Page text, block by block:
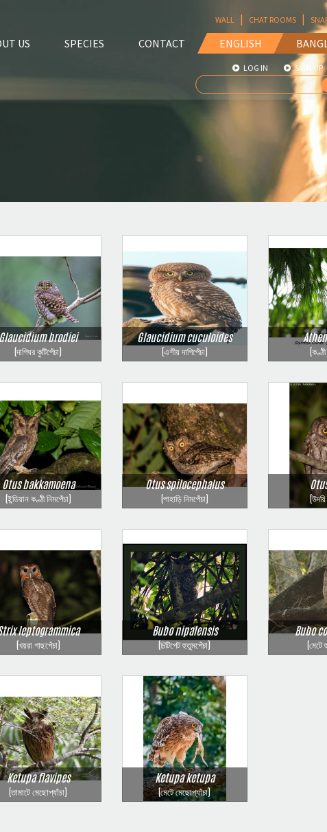
US SPECIES CONTACT ENGLISH
WALL | CHAT ROOMS |
LOG IN SIGN UP
Glaucidium brodiei
(দাগিঘর কুটিপেঁচা)
Glaucidium cuculoides
(এশীয় দাগিপেঁচা)
Otus bakkamoena
(ইন্ডিয়ান কণ্ঠী নিমপেঁচা)
Otus spilocephalus
(পাহাড়ি নিমপেঁচা)
leptogrammica
(খয়রা গাছপেঁচা)
Bubo nipalensis
(চিটিপেট হুতুমপেঁচা)
Bubo
(মেটে
Ketupa flavipes
(তামাটে মেছোপ্যাঁচা)
Ketupa ketupa
(মেটে মেছোপ্যাঁচা)